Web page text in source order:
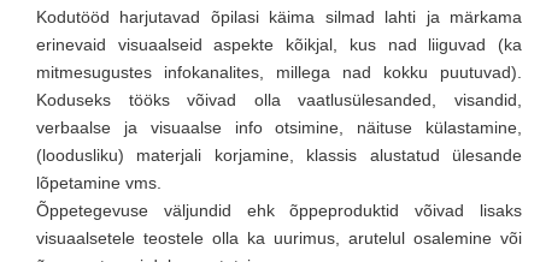
Kodutööd harjutavad õpilasi käima silmad lahti ja märkama
erinevaid visuaalseid aspekte kõikjal, kus nad liiguvad (ka
mitmesugustes infokanalites, millega nad kokku puutuvad).
Koduseks tööks võivad olla vaatlusülesanded, visandid,
verbaalse ja visuaalse info otsimine, näituse külastamine,
(loodusliku) materjali korjamine, klassis alustatud ülesande
lõpetamine vms.
Õppetegevuse väljundid ehk õppeproduktid võivad lisaks
visuaalsetele teostele olla ka uurimus, arutelul osalemine või